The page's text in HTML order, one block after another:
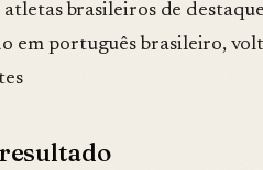
brasileiros de
em português brasileiro,